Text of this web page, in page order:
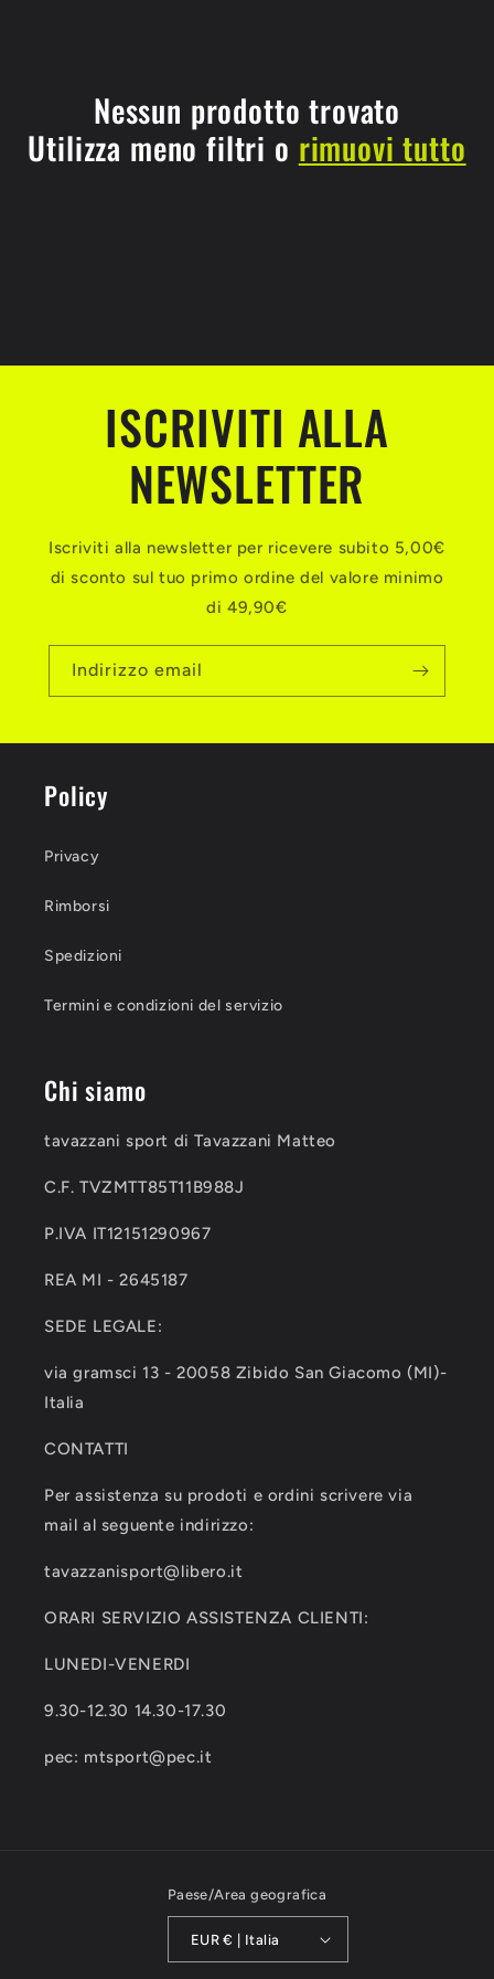
z
e
Nessun prodotto trovato
Utilizza meno filtri o rimuovi tutto
ISCRIVITI ALLA
NEWSLETTER
Iscriviti alla newsletter per ricevere subito 5,00€
di sconto sul tuo primo ordine del valore minimo
di 49,90€
Indirizzo email
Policy
Privacy
Rimborsi
Spedizioni
Termini e condizioni del servizio
Chi siamo
tavazzani sport di Tavazzani Matteo
C.F. TVZMTT85T11B988J
P.IVA IT12151290967
REA MI - 2645187
SEDE LEGALE:
via gramsci 13 - 20058 Zibido San Giacomo (MI)-
Italia
CONTATTI
Per assistenza su prodoti e ordini scrivere via
mail al seguente indirizzo:
tavazzanisport@libero.it
ORARI SERVIZIO ASSISTENZA CLIENTI:
LUNEDI-VENERDI
9.30-12.30 14.30-17.30
pec: mtsport@pec.it
Paese/Area geografica
EUR € | Italia